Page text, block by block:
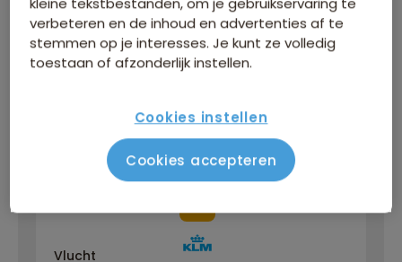
di 8 sep /zo 27 sep
NL
Vlucht
verbeteren en de inhoud en advertenties af te
stemmen op je interesses. Je kunt ze volledig
toestaan of afzonderlijk instellen.
Cookies instellen
Cookies accepteren